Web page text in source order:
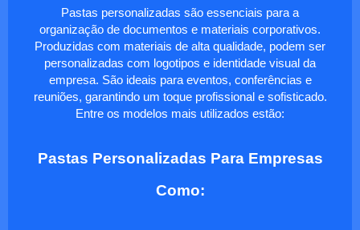
Pastas personalizadas são essenciais para a
organização de documentos e materiais corporativos.
Produzidas com materiais de alta qualidade, podem ser
personalizadas com logotipos e identidade visual da
empresa. São ideais para eventos, conferências e
reuniões, garantindo um toque profissional e sofisticado.
Entre os modelos mais utilizados estão:
Pastas Personalizadas Para Empresas
Como: